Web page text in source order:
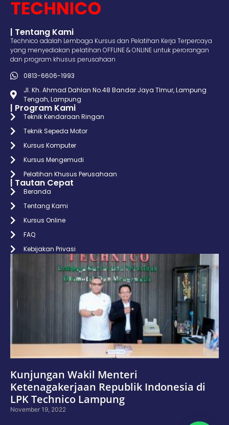
| Tentang Kami
Technico adalah Lembaga Kursus dan Pelatihan Kerja Terpercaya
yang menyediakan pelatihan OFFLINE & ONLINE untuk perorangan
dan program khusus perusahaan
0813-6606-1993
Jl. Kh. Ahmad Dahlan No.48 Bandar Jaya TImur, Lampung
Tengah, Lampung
| Program Kami
Teknik Kendaraan Ringan
Teknik Sepeda Motor
Kursus Komputer
Kursus Mengemudi
Pelatihan Khusus Perusahaan
| Tautan Cepat
Beranda
Tentang Kami
Kursus Online
FAQ
Kebijakan Privasi
Kunjungan Wakil Menteri
Ketenagakerjaan Republik Indonesia di
LPK Technico Lampung
November 19, 2022